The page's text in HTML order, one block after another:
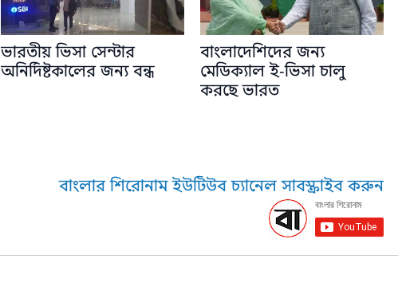
ভারতীয় ভিসা সেন্টার
অনির্দিষ্টকালের জন্য বন্ধ
বাংলাদেশিদের জন্য
মেডিক্যাল ই-ভিসা চালু
করছে ভারত
বাংলার শিরোনাম ইউটিউব চ্যানেল সাবস্ক্রাইব করুন